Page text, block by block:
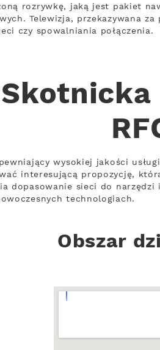
rozrywkę, jaką jest pakiet
Telewizja, przekazywana
czy spowalniania połączenia.
wysokiej jakości
interesującą propozycję,
dopasowanie sieci do
technologiach.
Obszar